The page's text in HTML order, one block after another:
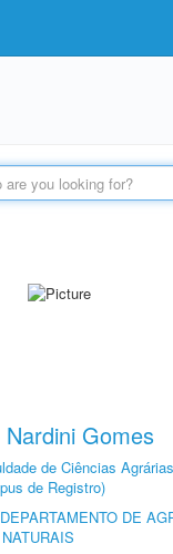
Gomes
de Ciências
de Registro)
DEPARTAMENTO DE